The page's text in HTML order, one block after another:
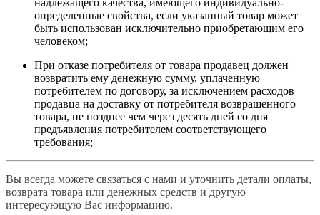
надлежащего качества, имеющего индивидуально-
определенные свойства, если указанный товар может
быть использован исключительно приобретающим его
человеком;
При отказе потребителя от товара продавец должен
возвратить ему денежную сумму, уплаченную
потребителем по договору, за исключением расходов
продавца на доставку от потребителя возвращенного
товара, не позднее чем через десять дней со дня
предъявления потребителем соответствующего
требования;
Вы всегда можете связаться с нами и уточнить детали оплаты,
возврата товара или денежных средств и другую
интересующую Вас информацию.